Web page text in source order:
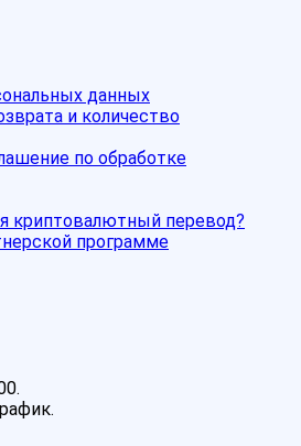
данных
и количество
по обработке
криптовалютный перевод?
программе